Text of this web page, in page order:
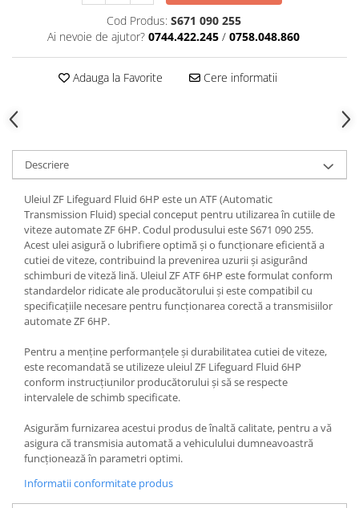
Cod Produs: S671 090 255
Ai nevoie de ajutor? 0744.422.245 / 0758.048.860
Adauga la Favorite Cere informatii
Descriere
Uleiul ZF Lifeguard Fluid 6HP este un ATF (Automatic
Transmission Fluid) special conceput pentru utilizarea în cutiile de
viteze automate ZF 6HP. Codul produsului este S671 090 255.
Acest ulei asigură o lubrifiere optimă și o funcționare eficientă a
cutiei de viteze, contribuind la prevenirea uzurii și asigurând
schimburi de viteză lină. Uleiul ZF ATF 6HP este formulat conform
standardelor ridicate ale producătorului și este compatibil cu
specificațiile necesare pentru funcționarea corectă a transmisiilor
automate ZF 6HP.
Pentru a menține performanțele și durabilitatea cutiei de viteze,
este recomandată se utilizeze uleiul ZF Lifeguard Fluid 6HP
conform instrucțiunilor producătorului și să se respecte
intervalele de schimb specificate.
Asigurăm furnizarea acestui produs de înaltă calitate, pentru a vă
asigura că transmisia automată a vehiculului dumneavoastră
funcționează în parametri optimi.
Informatii conformitate produs